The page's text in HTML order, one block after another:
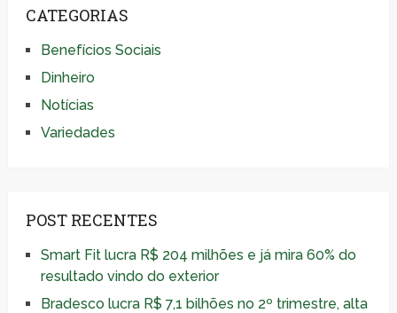
CATEGORIAS
Benefícios Sociais
Dinheiro
Notícias
Variedades
POST RECENTES
Smart Fit lucra R$ 204 milhões e já mira 60% do
resultado vindo do exterior
Bradesco lucra R$ 7,1 bilhões no 2º trimestre, alta